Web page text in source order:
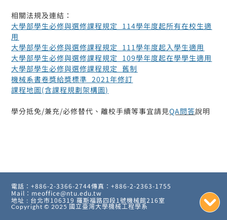
相關法規及連結：
大學部學生必修與選修課程規定_114學年度起所有在校生適
用
大學部學生必修與選修課程規定_111學年度起入學生適用
大學部學生必修與選修課程規定_109學年度起在學學生適用
大學部學生必修與選修課程規定_舊制
機械系書卷獎給獎標準_2021年修訂
課程地圖(含課程規劃架構圖)
學分抵免/兼充/必修替代、離校手續等事宜請見QA問答說明
電話：+886-2-3366-2744傳真：+886-2-2363-1755
Mail：meoffice@ntu.edu.tw
地址 : 台北市106319 羅斯福路四段1號機械館216室
Copyright © 2025 國立臺灣大學機械工程學系